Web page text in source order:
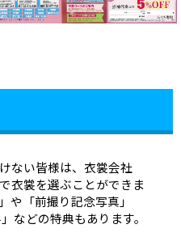
ない皆様は、衣裳会社
衣裳を選ぶことができま
や「前撮り記念写真」
などの特典もあります。